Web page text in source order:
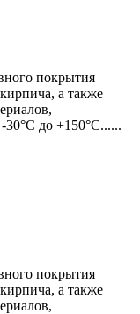
покрытия
а также
до +150°C......
покрытия
а также